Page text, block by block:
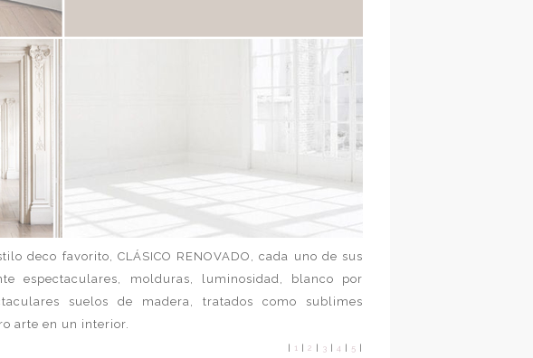
deco favorito, CLÁSICO RENOVADO, cada uno de sus
espectaculares, molduras, luminosidad, blanco por
suelos de madera, tratados como sublimes
arte en un interior.
1 2 3 4 5